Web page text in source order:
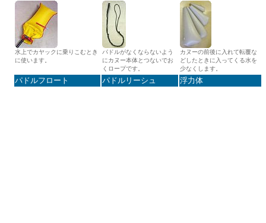
水上でカヤックに乗りこむとき
に使います。
パドルがなくならないよう
にカヌー本体とつないでお
くロープです。
カヌーの前後に入れて転覆な
どしたときに入ってくる水を
少なくします。
パドルフロート パドルリーシュ 浮力体